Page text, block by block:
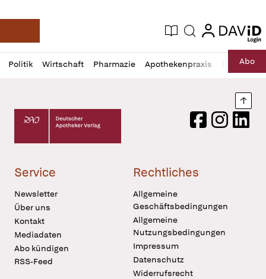
Deutsche Apotheker Zeitung
Aktuelle Ausgabe
Suche login
login
Politik Wirtschaft Pharmazie Apothekenpraxis RechtAbo
Profil
öffnen
Daz
Pur
Deutscher Apotheker Verlag Logo
FacebookInstagram
Service
Newsletter
Über uns
Kontakt
Mediadaten
Abo kündigen
RSS-Feed
Rechtliches
Allgemeine
Geschäftsbedingungen
Allgemeine
Nutzungsbedingungen
Impressum
Datenschutz
Widerrufsrecht